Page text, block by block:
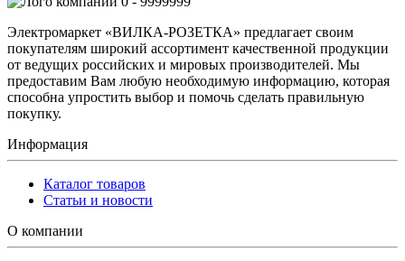
Электромаркет «ВИЛКА-РОЗЕТКА» предлагает своим
покупателям широкий ассортимент качественной продукции
от ведущих российских и мировых производителей. Мы
предоставим Вам любую необходимую информацию, которая
способна упростить выбор и помочь сделать правильную
покупку.
Информация
Каталог товаров
Статьи и новости
О компании